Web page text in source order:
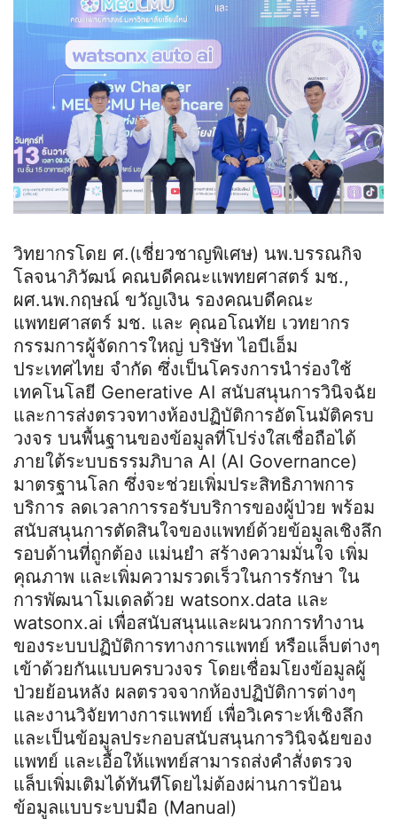
วิทยากรโดย ศ.(เชี่ยวชาญพิเศษ) นพ.บรรณกิจ
โลจนาภิวัฒน์ คณบดีคณะแพทยศาสตร์ มช.,
ผศ.นพ.กฤษณ์ ขวัญเงิน รองคณบดีคณะ
แพทยศาสตร์ มช. และ คุณอโณทัย เวทยากร
กรรมการผู้จัดการใหญ่ บริษัท ไอบีเอ็ม
ประเทศไทย จํากัด ซึ่งเป็นโครงการนำร่องใช้
เทคโนโลยี Generative AI สนับสนุนการวินิจฉัย
และการส่งตรวจทางห้องปฏิบัติการอัตโนมัติครบ
วงจร บนพื้นฐานของข้อมูลที่โปร่งใสเชื่อถือได้
ภายใต้ระบบธรรมภิบาล AI (AI Governance)
มาตรฐานโลก ซึ่งจะช่วยเพิ่มประสิทธิภาพการ
บริการ ลดเวลาการรอรับบริการของผู้ป่วย พร้อม
สนับสนุนการตัดสินใจของแพทย์ด้วยข้อมูลเชิงลึก
รอบด้านที่ถูกต้อง แม่นยำ สร้างความมั่นใจ เพิ่ม
คุณภาพ และเพิ่มความรวดเร็วในการรักษา ใน
การพัฒนาโมเดลด้วย watsonx.data และ
watsonx.ai เพื่อสนับสนุนและผนวกการทํางาน
ของระบบปฏิบัติการทางการแพทย์ หรือแล็บต่างๆ
เข้าด้วยกันแบบครบวงจร โดยเชื่อมโยงข้อมูลผู้
ป่วยย้อนหลัง ผลตรวจจากห้องปฏิบัติการต่างๆ
และงานวิจัยทางการแพทย์ เพื่อวิเคราะห์เชิงลึก
และเป็นข้อมูลประกอบสนับสนุนการวินิจฉัยของ
แพทย์ และเอื้อให้แพทย์สามารถส่งคําสั่งตรวจ
แล็บเพิ่มเติมได้ทันทีโดยไม่ต้องผ่านการป้อน
ข้อมูลแบบระบบมือ (Manual)